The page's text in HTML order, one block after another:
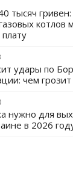
тысяч гривен:
котлов
удары по
чем
нужно для
в 2026